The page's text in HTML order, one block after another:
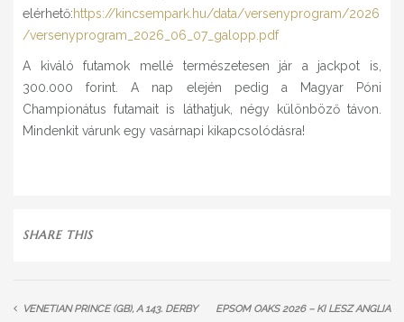
elérhető:https://kincsempark.hu/data/versenyprogram/2026
/versenyprogram_2026_06_07_galopp.pdf
A kiváló futamok mellé természetesen jár a jackpot is,
300.000 forint. A nap elején pedig a Magyar Póni
Championátus futamait is láthatjuk, négy különböző távon.
Mindenkit várunk egy vasárnapi kikapcsolódásra!
SHARE THIS
VENETIAN PRINCE (GB), A 143. DERBY
EPSOM OAKS 2026 – KI LESZ ANGLIA